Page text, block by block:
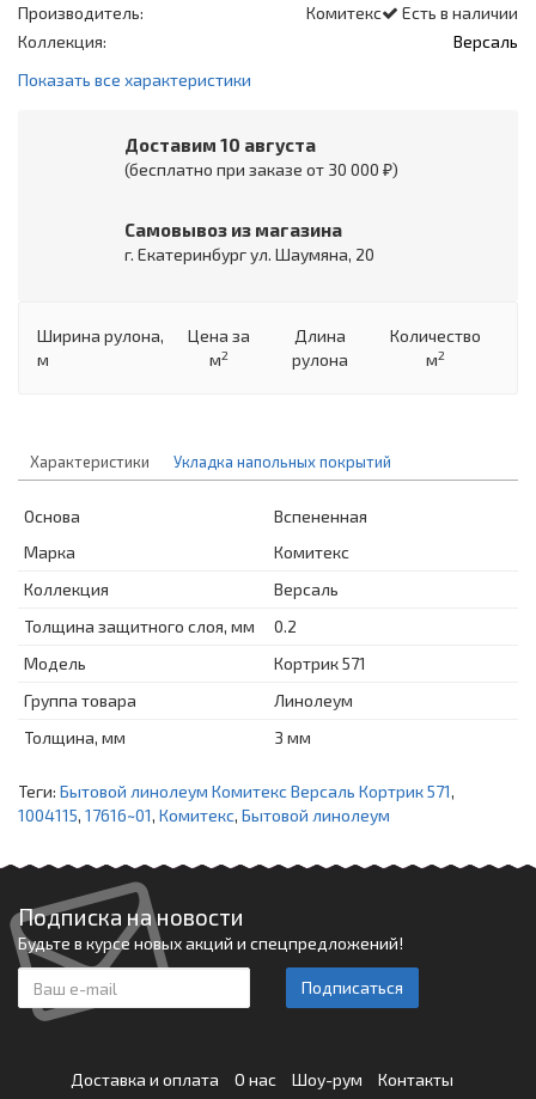
Есть в наличии
Производитель:
Комитекс
Коллекция:
Версаль
Показать все характеристики
Доставим 10 августа
(бесплатно при заказе от 30 000 ₽)
Самовывоз из магазина
г. Екатеринбург ул. Шаумяна, 20
Ширина рулона,
м
Цена за
м2
Длина
рулона
Количество
м2
Характеристики Укладка напольных покрытий
Основа
Вспененная
Марка
Комитекс
Коллекция
Версаль
Толщина защитного слоя, мм
0.2
Модель
Кортрик 571
Группа товара
Линолеум
Толщина, мм
3 мм
Теги: Бытовой линолеум Комитекс Версаль Кортрик 571,
1004115, 17616~01, Комитекс, Бытовой линолеум
Подписка на новости
Будьте в курсе новых акций и спецпредложений!
Подписаться
Доставка и оплата О нас Шоу-рум Контакты